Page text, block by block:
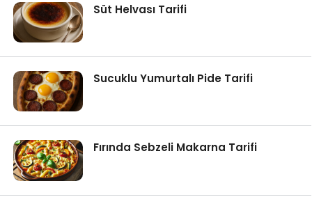
Süt Helvası Tarifi
Sucuklu Yumurtalı Pide Tarifi
Fırında Sebzeli Makarna Tarifi